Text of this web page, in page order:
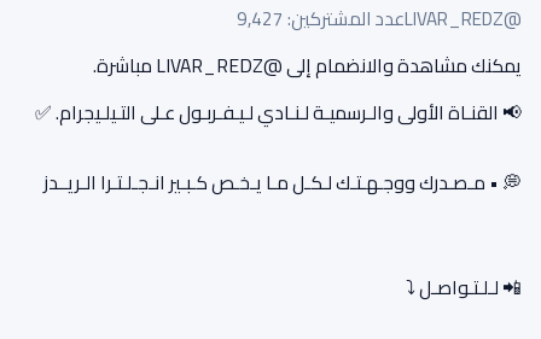
@LIVAR_REDZ
عدد المشتركين: 9,427
يمكنك مشاهدة والانضمام إلى @LIVAR_REDZ مباشرة.
📢 القنـاة الأولى والـرسميـة لـنـادي لـيـفـربـول عـلى التـيلـيجرام. ✅
💭 • مـصـدرك ووجـهـتـك لـكـل مـا يـخـص كـبـير انـجـلـتـرا الـريــدز
📲 لـلـتـواصـل ⤵️